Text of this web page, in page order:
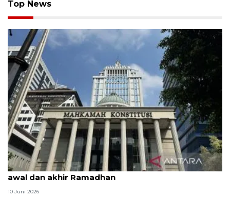
Top News
MK uji materi UU Peradilan Agama perihal isbat
awal dan akhir Ramadhan
10 Juni 2026